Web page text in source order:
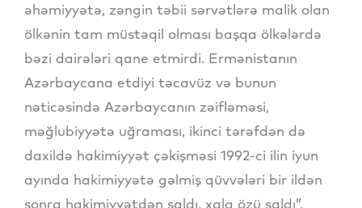
əhəmiyyətə, zəngin təbii sərvətlərə malik olan
ölkənin tam müstəqil olması başqa ölkələrdə
bəzi dairələri qane etmirdi. Ermənistanın
Azərbaycana etdiyi təcavüz və bunun
nəticəsində Azərbaycanın zəifləməsi,
məğlubiyyətə uğraması, ikinci tərəfdən də
daxildə hakimiyyət çəkişməsi 1992-ci ilin iyun
ayında hakimiyyətə gəlmiş qüvvələri bir ildən
sonra hakimiyyətdən saldı, xalq özü saldı”.